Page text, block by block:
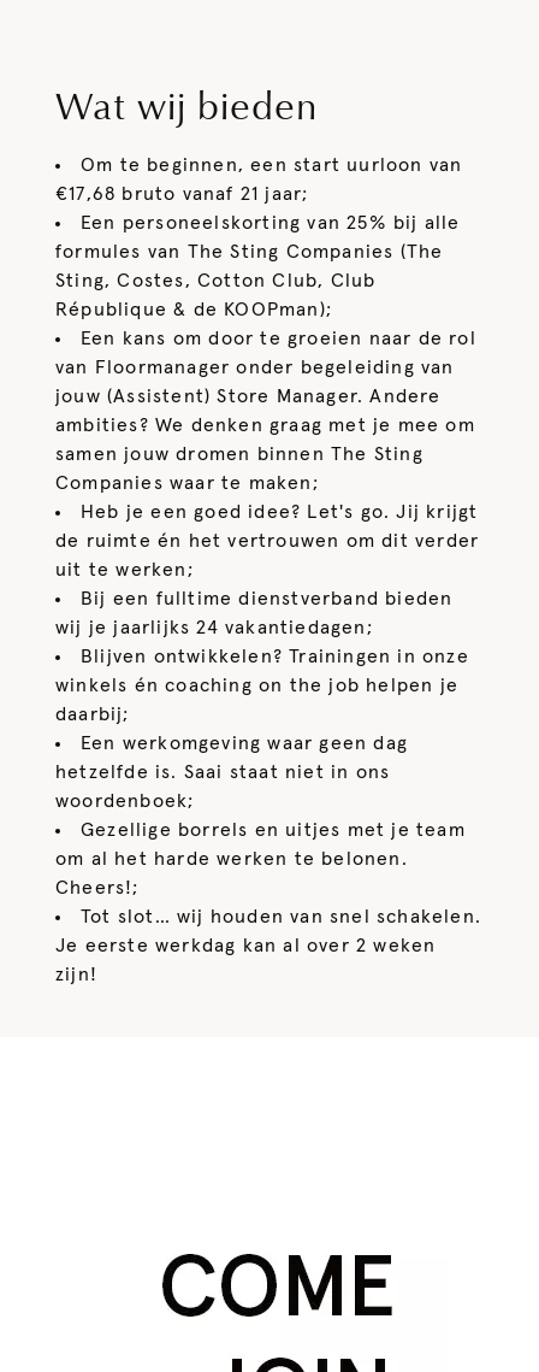
Wat wij bieden
Om te beginnen, een start uurloon van
€17,68 bruto vanaf 21 jaar;
Een personeelskorting van 25% bij alle
formules van The Sting Companies (The
Sting, Costes, Cotton Club, Club
République & de KOOPman);
Een kans om door te groeien naar de rol
van Floormanager onder begeleiding van
jouw (Assistent) Store Manager. Andere
ambities? We denken graag met je mee om
samen jouw dromen binnen The Sting
Companies waar te maken;
Heb je een goed idee? Let's go. Jij krijgt
de ruimte én het vertrouwen om dit verder
uit te werken;
Bij een fulltime dienstverband bieden
wij je jaarlijks 24 vakantiedagen;
Blijven ontwikkelen? Trainingen in onze
winkels én coaching on the job helpen je
daarbij;
Een werkomgeving waar geen dag
hetzelfde is. Saai staat niet in ons
woordenboek;
Gezellige borrels en uitjes met je team
om al het harde werken te belonen.
Cheers!;
Tot slot… wij houden van snel schakelen.
Je eerste werkdag kan al over 2 weken
zijn!